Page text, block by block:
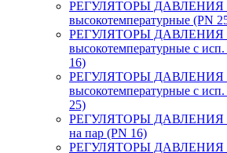
РЕГУЛЯТОРЫ ДАВЛЕНИЯ
высокотемпературные (PN
РЕГУЛЯТОРЫ ДАВЛЕНИЯ
высокотемпературные с
16)
РЕГУЛЯТОРЫ ДАВЛЕНИЯ
высокотемпературные с
25)
РЕГУЛЯТОРЫ ДАВЛЕНИЯ
на пар (PN 16)
РЕГУЛЯТОРЫ ДАВЛЕНИЯ